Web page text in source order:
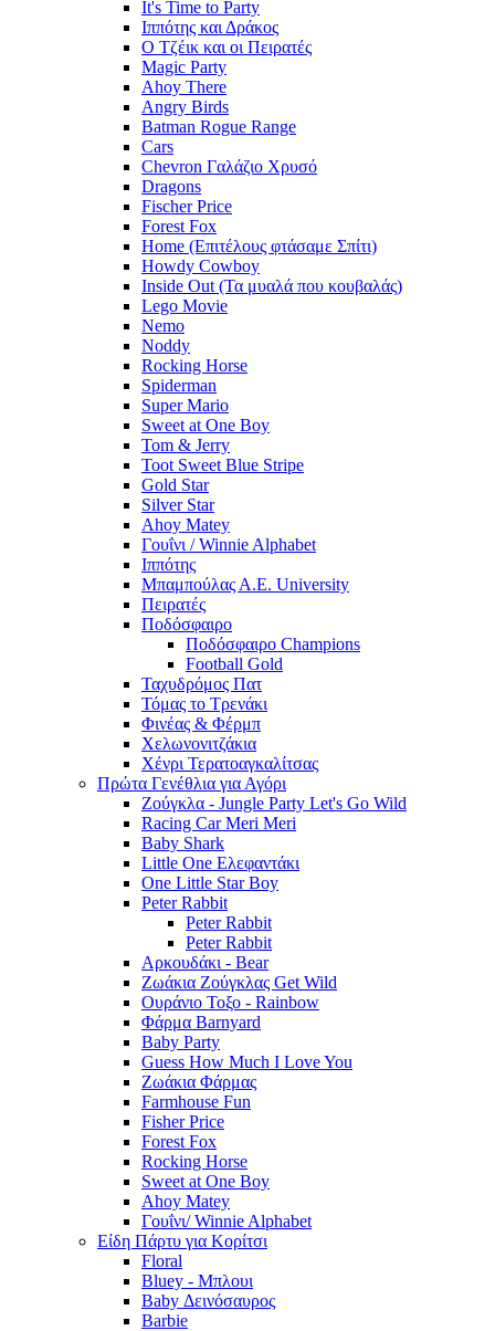
It's Time to Party
Ιππότης και Δράκος
Ο Τζέικ και οι Πειρατές
Magic Party
Ahoy There
Angry Birds
Batman Rogue Range
Cars
Chevron Γαλάζιο Χρυσό
Dragons
Fischer Price
Forest Fox
Home (Επιτέλους φτάσαμε Σπίτι)
Howdy Cowboy
Inside Out (Τα μυαλά που κουβαλάς)
Lego Movie
Nemo
Noddy
Rocking Horse
Spiderman
Super Mario
Sweet at One Boy
Tom & Jerry
Toot Sweet Blue Stripe
Gold Star
Silver Star
Ahoy Matey
Γουΐνι / Winnie Alphabet
Ιππότης
Μπαμπούλας Α.Ε. University
Πειρατές
Ποδόσφαιρο
Ποδόσφαιρο Champions
Football Gold
Ταχυδρόμος Πατ
Τόμας το Τρενάκι
Φινέας & Φέρμπ
Χελωνονιτζάκια
Χένρι Τερατοαγκαλίτσας
Πρώτα Γενέθλια για Αγόρι
Ζούγκλα - Jungle Party Let's Go Wild
Racing Car Meri Meri
Baby Shark
Little One Ελεφαντάκι
One Little Star Boy
Peter Rabbit
Peter Rabbit
Peter Rabbit
Αρκουδάκι - Bear
Ζωάκια Ζούγκλας Get Wild
Ουράνιο Τοξο - Rainbow
Φάρμα Barnyard
Baby Party
Guess How Much I Love You
Ζωάκια Φάρμας
Farmhouse Fun
Fisher Price
Forest Fox
Rocking Horse
Sweet at One Boy
Ahoy Matey
Γουΐνι/ Winnie Alphabet
Είδη Πάρτυ για Κορίτσι
Floral
Bluey - Μπλουι
Baby Δεινόσαυρος
Barbie